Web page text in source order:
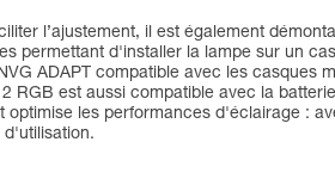
l’ajustement, il est également
permettant d'installer la lampe sur un
ADAPT compatible avec les casques
RGB est aussi compatible avec la
les performances d'éclairage :
d'utilisation.